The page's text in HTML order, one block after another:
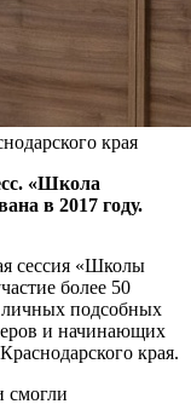
края
«Школа
в 2017 году.
сессия «Школы
более 50
личных подсобных
и начинающих
края.
смогли